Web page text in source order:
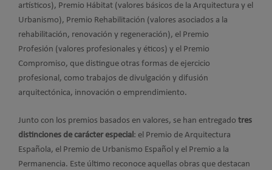
artísticos), Premio Hábitat (valores básicos de la Arquitectura y el
Urbanismo), Premio Rehabilitación (valores asociados a la
rehabilitación, renovación y regeneración), el Premio
Profesión (valores profesionales y éticos) y el Premio
Compromiso, que distingue otras formas de ejercicio
profesional, como trabajos de divulgación y difusión
arquitectónica, innovación o emprendimiento.
Junto con los premios basados en valores, se han entregado tres
distinciones de carácter especial: el Premio de Arquitectura
Española, el Premio de Urbanismo Español y el Premio a la
Permanencia. Este último reconoce aquellas obras que destacan